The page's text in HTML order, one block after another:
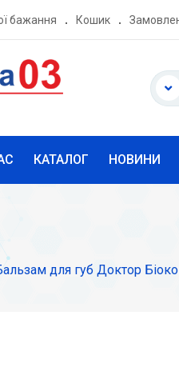
бажання Кошик
КАТАЛОГ НОВИНИ
для губ Доктор